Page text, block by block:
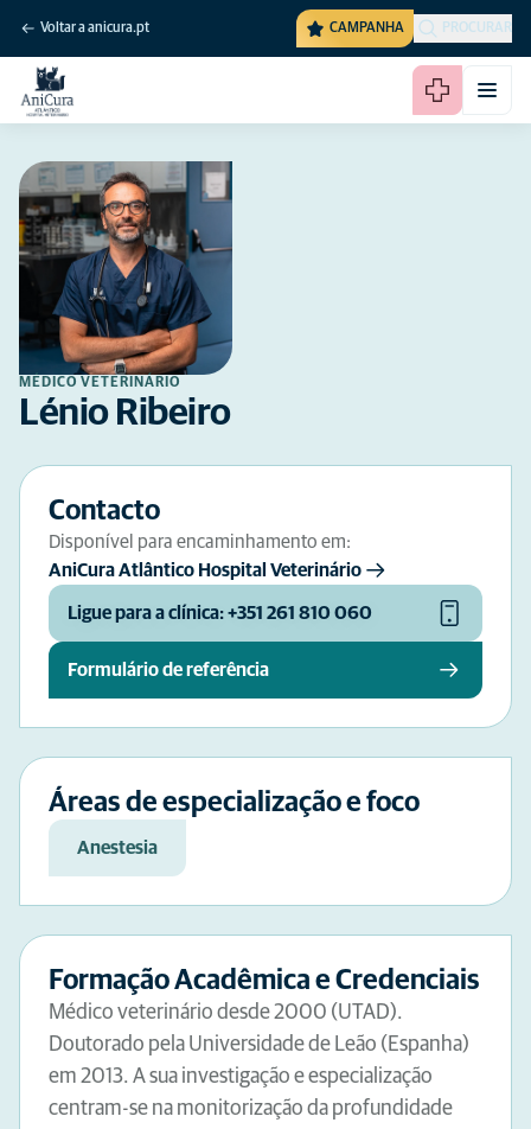
Voltar a anicura.pt CAMPANHA PROCURAR
MÉDICO VETERINÁRIO
Lénio Ribeiro
Contacto
Disponível para encaminhamento em:
AniCura Atlântico Hospital Veterinário
Ligue para a clínica: +351 261 810 060
Formulário de referência
Áreas de especialização e foco
Anestesia
Formação Acadêmica e Credenciais
Médico veterinário desde 2000 (UTAD).
Doutorado pela Universidade de Leão (Espanha)
em 2013. A sua investigação e especialização
centram-se na monitorização da profundidade